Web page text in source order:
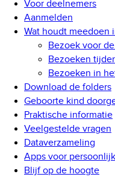
Voor deelnemers
Aanmelden
Wat houdt meedoen
Bezoek voor
Bezoeken
Bezoeken in
Download de folders
Geboorte kind
Praktische informatie
Veelgestelde vragen
Dataverzameling
Apps voor
Blijf op de hoogte